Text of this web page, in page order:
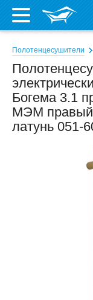
Полотенцесушители
Богема 3.1
МЭМ
латунь 051-